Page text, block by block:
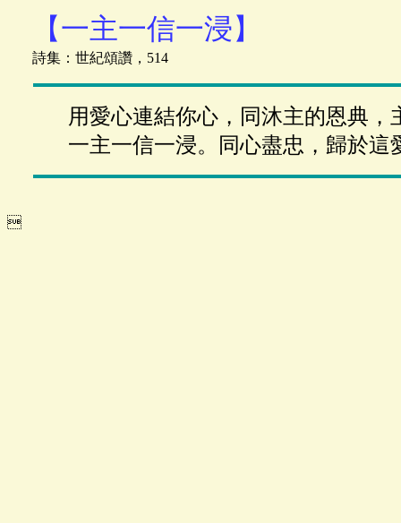
【一主一信一浸】
詩集：世紀頌讚，514
用愛心連結你心，同沐主的恩典，
一主一信一浸。同心盡忠，歸於
